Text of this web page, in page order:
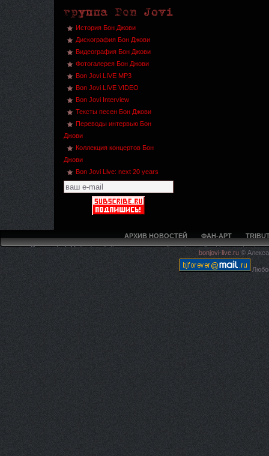
История Бон Джови
Дискография Бон Джови
Видеография Бон Джови
Фотогалерея Бон Джови
Bon Jovi LIVE MP3
Bon Jovi LIVE VIDEO
Bon Jovi Interview
Тексты песен Бон Джови
Переводы интервью Бон
Джови
Коллекция концертов Бон
Джови
Bon Jovi Live: next 20 years
АРХИВ НОВОСТЕЙ ФАН-АРТ
Deprecated: Methods with the same name as their class will not be
live.ru/
bonjovi-live.ru©